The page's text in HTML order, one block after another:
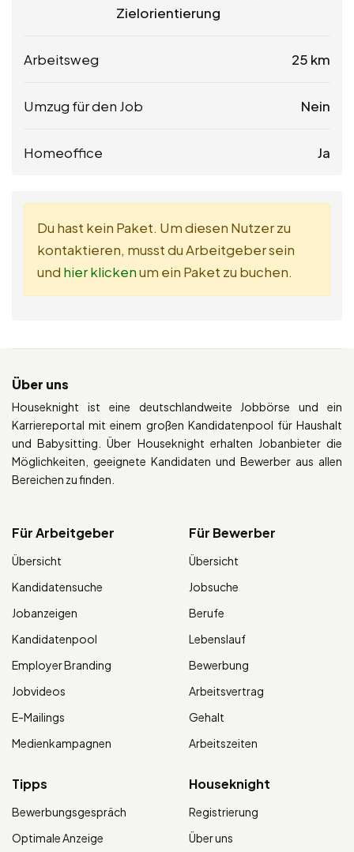
Zielorientierung
Arbeitsweg 25 km
Umzug für den Job Nein
Homeoffice Ja
Du hast kein Paket. Um diesen Nutzer zu
kontaktieren, musst du Arbeitgeber sein
und hier klickenum ein Paket zu buchen.
Über uns
Houseknight ist eine deutschlandweite Jobbörse und ein
Karriereportal mit einem großen Kandidatenpool für Haushalt
und Babysitting. Über Houseknight erhalten Jobanbieter die
Möglichkeiten, geeignete Kandidaten und Bewerber aus allen
Bereichen zu finden.
Für Arbeitgeber
Übersicht
Kandidatensuche
Jobanzeigen
Kandidatenpool
Employer Branding
Jobvideos
E-Mailings
Medienkampagnen
Für Bewerber
Übersicht
Jobsuche
Berufe
Lebenslauf
Bewerbung
Arbeitsvertrag
Gehalt
Arbeitszeiten
Tipps
Bewerbungsgespräch
Optimale Anzeige
Houseknight
Registrierung
Über uns